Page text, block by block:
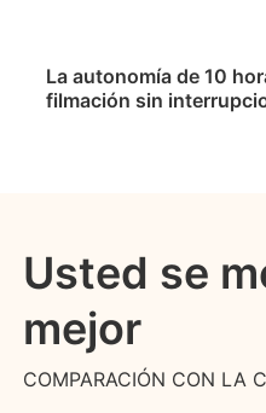
La autonomía de 10
filmación sin
Usted se
mejor
COMPARACIÓN CON LA